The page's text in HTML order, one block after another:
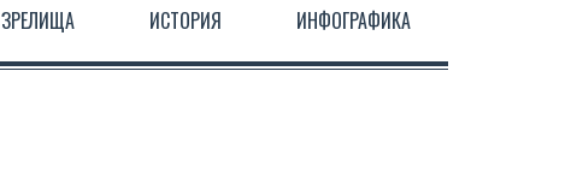
ЗРЕЛИЩА ИСТОРИЯ ИНФОГРАФИКА